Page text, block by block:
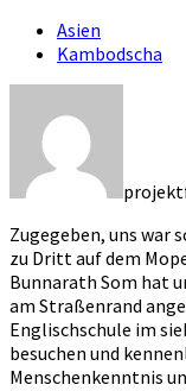
Asien
Kambodscha
Zugegeben, uns war
zu Dritt auf dem
Bunnarath Som hat
am Straßenrand
Englischschule im
besuchen und
Menschenkenntnis